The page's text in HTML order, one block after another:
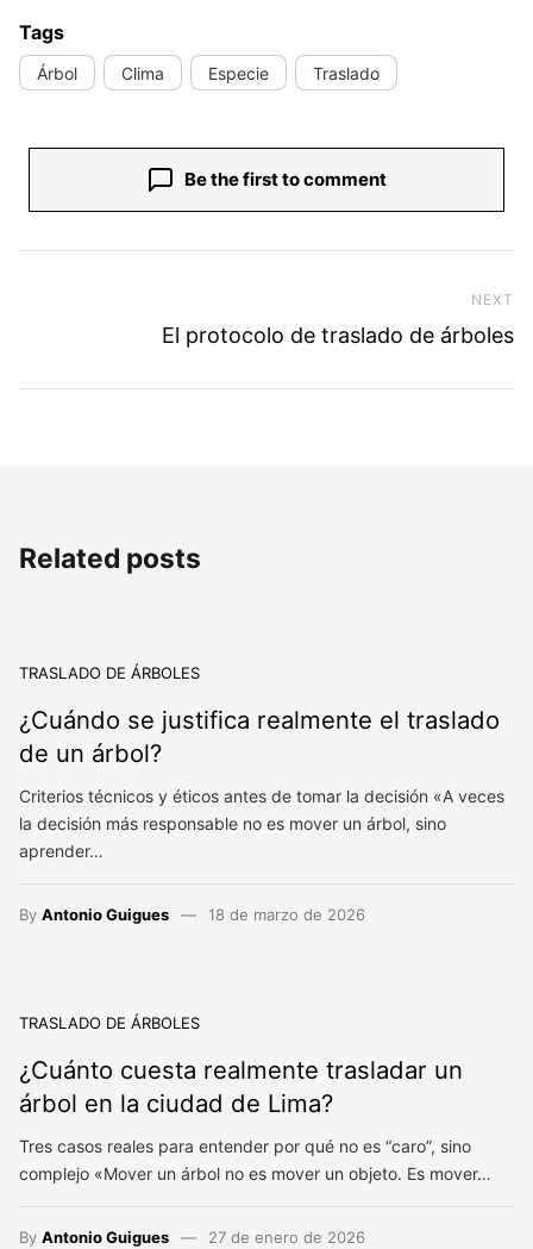
Tags
Árbol Clima Especie Traslado
Be the first to comment
NEXT
El protocolo de traslado de árboles
Related posts
TRASLADO DE ÁRBOLES
¿Cuándo se justifica realmente el traslado
de un árbol?
Criterios técnicos y éticos antes de tomar la decisión «A veces
la decisión más responsable no es mover un árbol, sino
aprender…
By Antonio Guigues 18 de marzo de 2026
TRASLADO DE ÁRBOLES
¿Cuánto cuesta realmente trasladar un
árbol en la ciudad de Lima?
Tres casos reales para entender por qué no es “caro”, sino
complejo «Mover un árbol no es mover un objeto. Es mover…
By Antonio Guigues 27 de enero de 2026